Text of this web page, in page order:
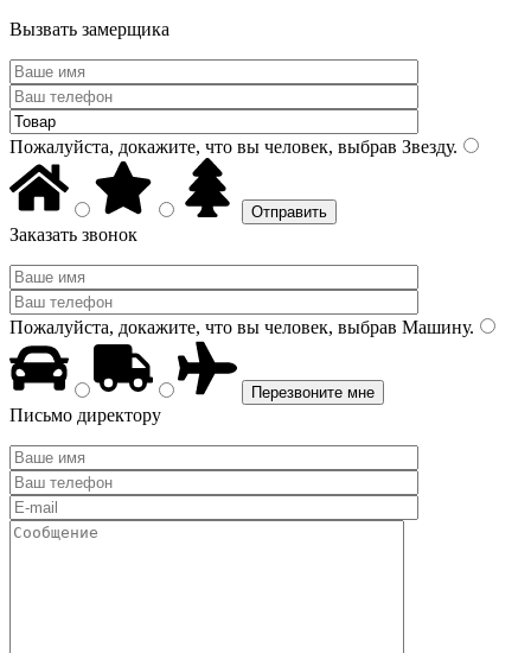
Вызвать замерщика
Пожалуйста, докажите, что вы человек, выбрав Звезду.
Заказать звонок
Пожалуйста, докажите, что вы человек, выбрав Машину.
Письмо директору